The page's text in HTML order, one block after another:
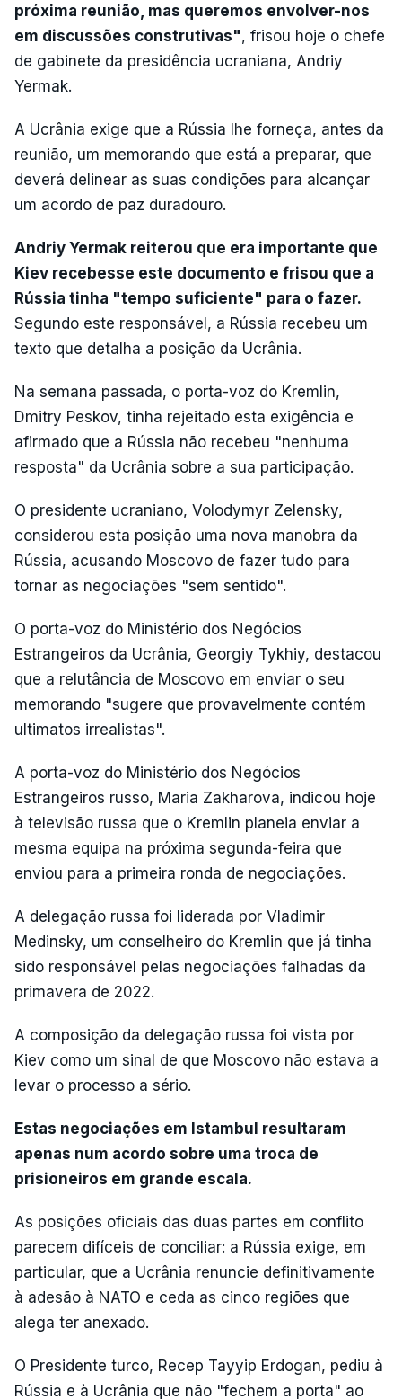
próxima reunião, mas queremos envolver-nos
em discussões construtivas", frisou hoje o chefe
de gabinete da presidência ucraniana, Andriy
Yermak.
A Ucrânia exige que a Rússia lhe forneça, antes da
reunião, um memorando que está a preparar, que
deverá delinear as suas condições para alcançar
um acordo de paz duradouro.
Andriy Yermak reiterou que era importante que
Kiev recebesse este documento e frisou que a
Rússia tinha "tempo suficiente" para o fazer.
Segundo este responsável, a Rússia recebeu um
texto que detalha a posição da Ucrânia.
Na semana passada, o porta-voz do Kremlin,
Dmitry Peskov, tinha rejeitado esta exigência e
afirmado que a Rússia não recebeu "nenhuma
resposta" da Ucrânia sobre a sua participação.
O presidente ucraniano, Volodymyr Zelensky,
considerou esta posição uma nova manobra da
Rússia, acusando Moscovo de fazer tudo para
tornar as negociações "sem sentido".
O porta-voz do Ministério dos Negócios
Estrangeiros da Ucrânia, Georgiy Tykhiy, destacou
que a relutância de Moscovo em enviar o seu
memorando "sugere que provavelmente contém
ultimatos irrealistas".
A porta-voz do Ministério dos Negócios
Estrangeiros russo, Maria Zakharova, indicou hoje
à televisão russa que o Kremlin planeia enviar a
mesma equipa na próxima segunda-feira que
enviou para a primeira ronda de negociações.
A delegação russa foi liderada por Vladimir
Medinsky, um conselheiro do Kremlin que já tinha
sido responsável pelas negociações falhadas da
primavera de 2022.
A composição da delegação russa foi vista por
Kiev como um sinal de que Moscovo não estava a
levar o processo a sério.
Estas negociações em Istambul resultaram
apenas num acordo sobre uma troca de
prisioneiros em grande escala.
As posições oficiais das duas partes em conflito
parecem difíceis de conciliar: a Rússia exige, em
particular, que a Ucrânia renuncie definitivamente
à adesão à NATO e ceda as cinco regiões que
alega ter anexado.
O Presidente turco, Recep Tayyip Erdogan, pediu à
Rússia e à Ucrânia que não "fechem a porta" ao